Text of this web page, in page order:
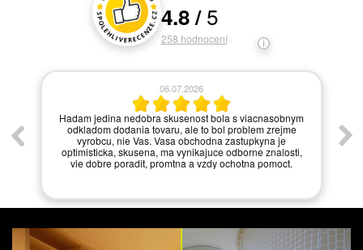
Hodnocení a recenze zákazníků
4.8/5
258 hodnocení
06.07.2026
Hadam jedina nedobra skusenost bola s viacnasobnym
odkladom dodania tovaru, ale to bol problem zrejme
vyrobcu, nie Vas. Vasa obchodna zastupkyna je
optimisticka, skusena, ma vynikajuce odborne znalosti,
vie dobre poradit, promtna a vzdy ochotna pomoct.